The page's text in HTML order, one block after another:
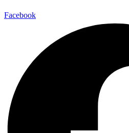
Facebook